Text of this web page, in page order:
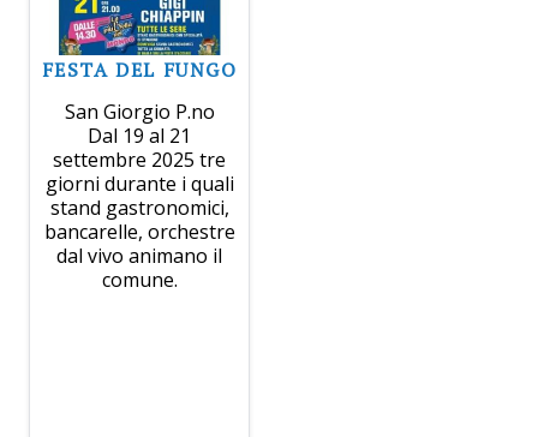
FESTA DEL FUNGO
San Giorgio P.no
Dal 19 al 21
settembre 2025 tre
giorni durante i quali
stand gastronomici,
bancarelle, orchestre
dal vivo animano il
comune.